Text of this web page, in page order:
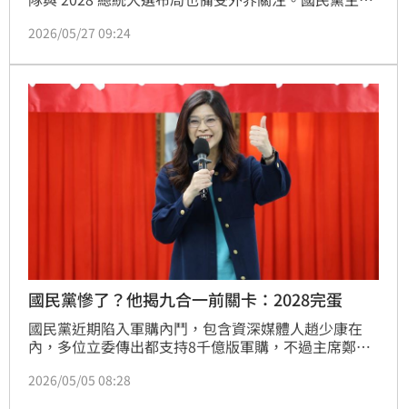
盧秀燕、台北市長蔣萬安等藍營天王，被視為未來
事」，更點名蔣萬安「不會只在台北市」。
2026/05/27 09:24
國民黨慘了？他揭九合一前關卡：2028完蛋
國民黨近期陷入軍購內鬥，包含資深媒體人趙少康在
內，多位立委傳出都支持8千億版軍購，不過主席鄭麗
界關注。媒體人董智森認為，軍購條例是年底九合一大
2026/05/05 08:28